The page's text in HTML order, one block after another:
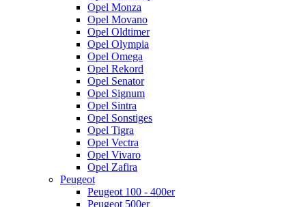
Opel Monza
Opel Movano
Opel Oldtimer
Opel Olympia
Opel Omega
Opel Rekord
Opel Senator
Opel Signum
Opel Sintra
Opel Sonstiges
Opel Tigra
Opel Vectra
Opel Vivaro
Opel Zafira
Peugeot
Peugeot 100 - 400er
Peugeot 500er